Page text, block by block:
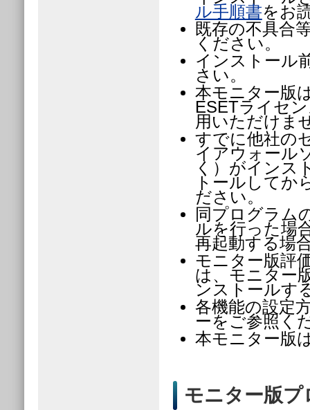
ル手順書をお
既存の不具合
ください。
インストール
さい。
本モニター版
ESETライセ
用いただけま
すでに他社の
イアウォール
く）がインス
トールしてか
ださい。
同プログラム
ルを行った場
再起動する場
モニター版評
は、モニター
ンストールす
各機能の設定
ーをご参照く
本モニター版
モニター版